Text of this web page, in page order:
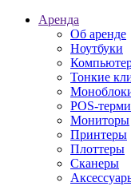
Аренда
Об аренде
Ноутбуки
Тонкие
POS-
Мониторы
Принтеры
Плоттеры
Сканеры